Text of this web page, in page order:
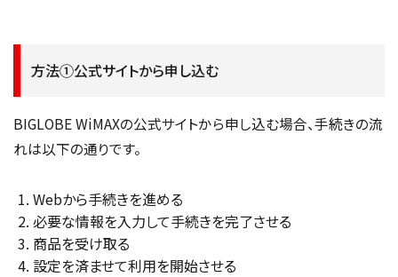
方法①公式サイトから申し込む
BIGLOBE WiMAXの公式サイトから申し込む場合、手続きの流
れは以下の通りです。
Webから手続きを進める
必要な情報を入力して手続きを完了させる
商品を受け取る
設定を済ませて利用を開始させる